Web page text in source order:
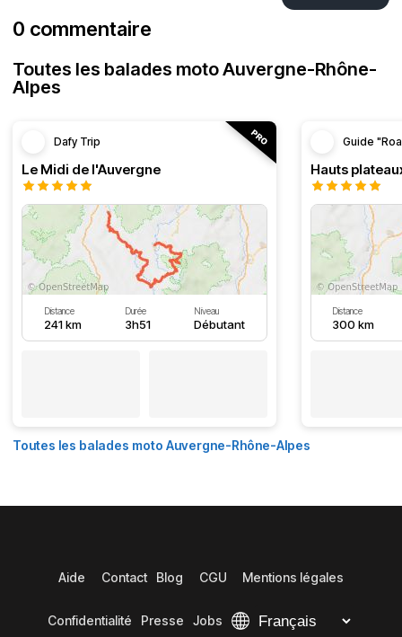
0 commentaire
Toutes les balades moto Auvergne-Rhône-
Alpes
Dafy Trip
Le Midi de l'Auvergne
Distance
241 km
Durée
3h51
Niveau
Débutant
Guide
Hauts
Distance
300 km
Toutes les balades moto Auvergne-Rhône-Alpes
Aide Contact Blog CGU Mentions légales
Confidentialité Presse Jobs